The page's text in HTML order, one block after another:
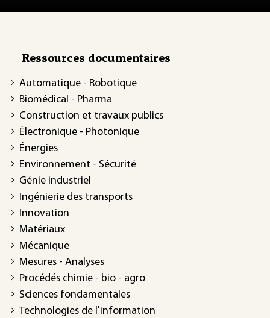
Ressources documentaires
Automatique - Robotique
Biomédical - Pharma
Construction et travaux publics
Électronique - Photonique
Énergies
Environnement - Sécurité
Génie industriel
Ingénierie des transports
Innovation
Matériaux
Mécanique
Mesures - Analyses
Procédés chimie - bio - agro
Sciences fondamentales
Technologies de l'information